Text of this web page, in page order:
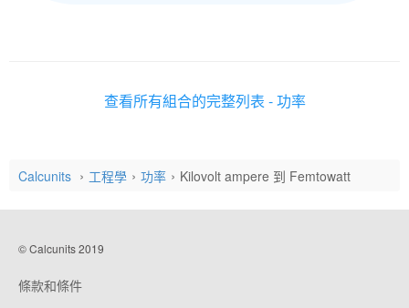
查看所有組合的完整列表 - 功率
Calcunits 工程學 功率 Kilovolt ampere 到 Femtowatt
© Calcunits 2019
條款和條件